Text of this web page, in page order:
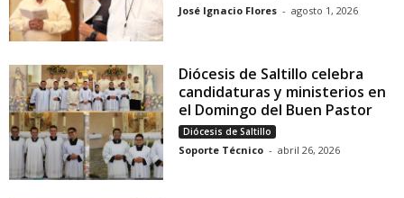
José Ignacio Flores - agosto 1, 2026
Diócesis de Saltillo celebra
candidaturas y ministerios en
el Domingo del Buen Pastor
Diócesis de Saltillo
Soporte Técnico - abril 26, 2026